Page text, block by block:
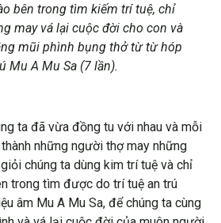
bên trong tìm kiếm trí tuệ, chỉ
may vá lại cuộc đời cho con và
mũi phình bụng thở từ từ hóp
Mu A Mu Sa (7 lần).
ta đã vừa đồng tu với nhau và mỗi
những người thợ may những
chúng ta dùng kim trí tuệ và chỉ
trong tìm được do trí tuệ an trú
âm Mu A Mu Sa, để chúng ta cùng